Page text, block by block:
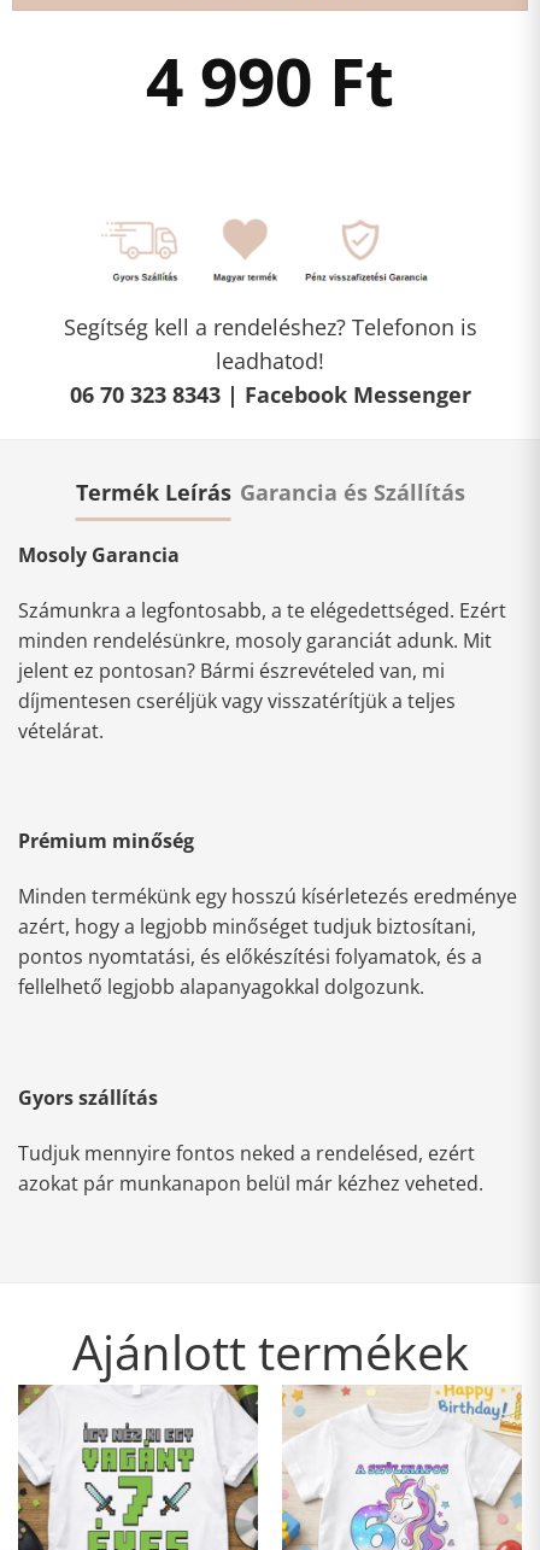
4 990 Ft
Segítség kell a rendeléshez? Telefonon is
leadhatod!
06 70 323 8343 | Facebook Messenger
Termék Leírás Garancia és Szállítás
Mosoly Garancia
Számunkra a legfontosabb, a te elégedettséged. Ezért
minden rendelésünkre, mosoly garanciát adunk. Mit
jelent ez pontosan? Bármi észrevételed van, mi
díjmentesen cseréljük vagy visszatérítjük a teljes
vételárat.
Prémium minőség
Minden termékünk egy hosszú kísérletezés eredménye
azért, hogy a legjobb minőséget tudjuk biztosítani,
pontos nyomtatási, és előkészítési folyamatok, és a
fellelhető legjobb alapanyagokkal dolgozunk.
Gyors szállítás
Tudjuk mennyire fontos neked a rendelésed, ezért
azokat pár munkanapon belül már kézhez veheted.
Ajánlott termékek